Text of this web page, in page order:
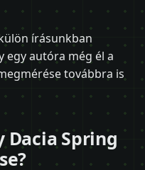
írásunkban
egy autóra még él a
továbbra is
Spring